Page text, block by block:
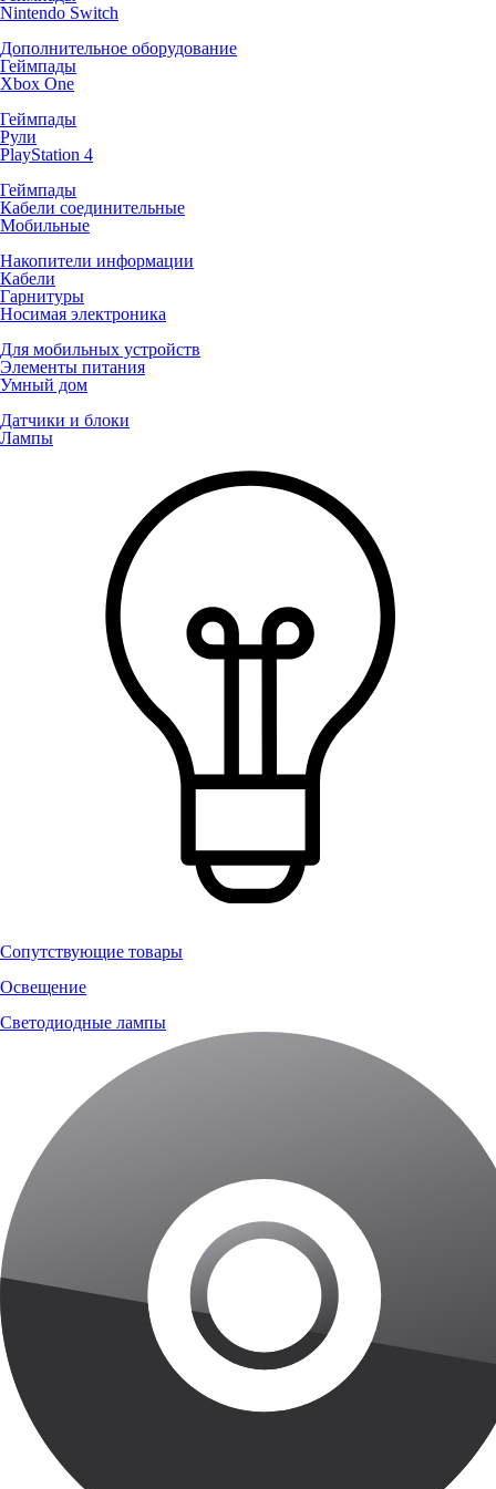
Nintendo Switch
Дополнительное оборудование
Геймпады
Xbox One
Геймпады
Рули
PlayStation 4
Геймпады
Кабели соединительные
Мобильные
Накопители информации
Кабели
Гарнитуры
Носимая электроника
Для мобильных устройств
Элементы питания
Умный дом
Датчики и блоки
Лампы
Сопутствующие товары
Освещение
Светодиодные лампы